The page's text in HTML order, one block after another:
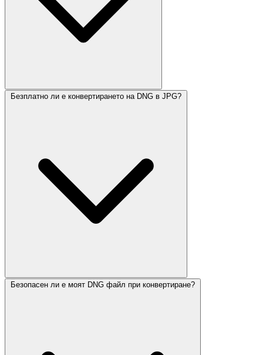
Безплатно ли е конвертирането на DNG в JPG?
Безопасен ли е моят DNG файл при конвертиране?